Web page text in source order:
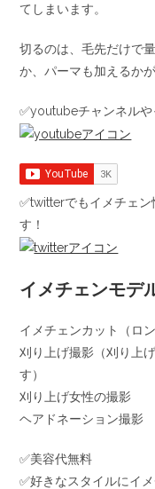
てしまいます。
切るのは、毛先だけで
か、パーマも加えるか
✅youtubeチャンネルや
✅twitterでもイメチェ
す！
イメチェンモデ
イメチェンカット（ロ
刈り上げ撮影（刈り上
す）
刈り上げ女性の撮影
ヘアドネーション撮影
✅美容代無料
✅好きなスタイルにイ